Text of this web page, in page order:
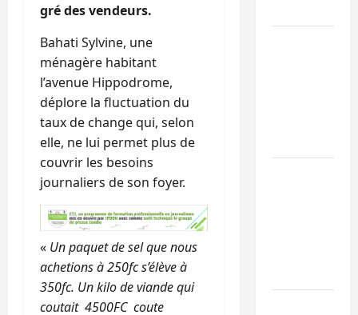
gré des vendeurs.
Bahati Sylvine, une
ménagère habitant
l’avenue Hippodrome,
déplore la fluctuation du
taux de change qui, selon
elle, ne lui permet plus de
couvrir les besoins
journaliers de son foyer.
« Un paquet de sel que nous
achetions à 250fc s’élève à
350fc. Un kilo de viande qui
coutait 4500FC coute